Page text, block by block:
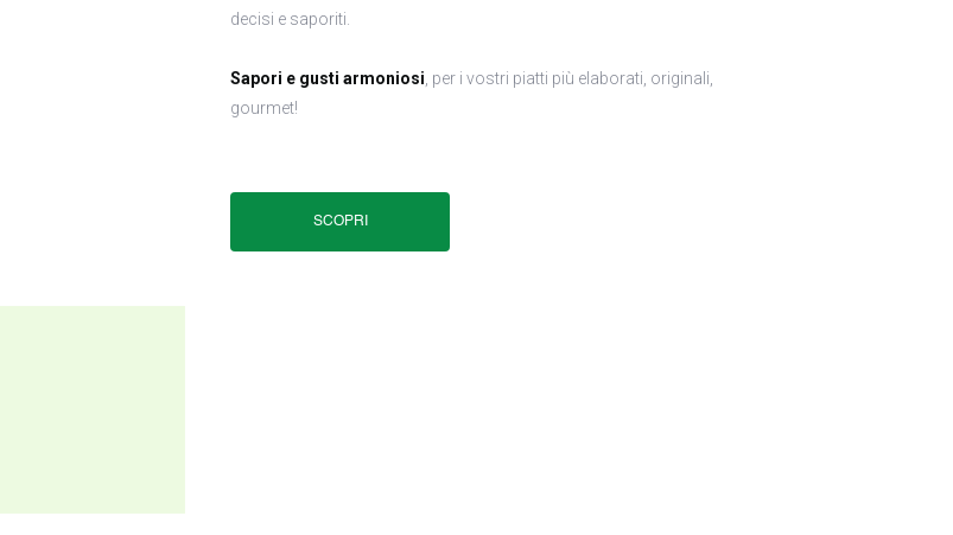
decisi e saporiti.
Sapori e gusti armoniosi , per i vostri piatti più elaborati, originali,
gourmet!
SCOPRI